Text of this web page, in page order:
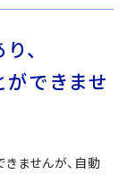
、
できませ
ませんが、自動